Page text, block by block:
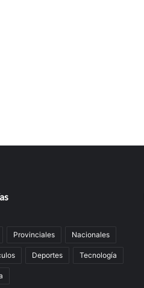
Provinciales Nacionales
Deportes Tecnología